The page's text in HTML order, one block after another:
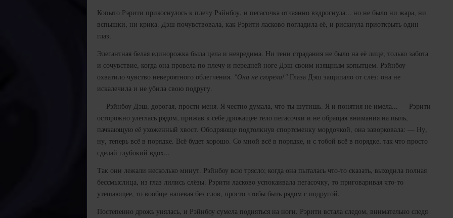
Копыто Рэрити прикоснулось к плечу Рэйнбоу, и пегасочка отчаянно вздрогнула... но не было ни жара, ни
вспышки, ни крика. Дэш почувствовала, как Рэрити ласково погладила её, и рискнула приоткрыть один
глаз.
Элегантная белая единорожка была цела и невредима. Ни тени страдания не было на её лице, только забота
и сочувствие, когда она провела по плечу и передней ноге Дэш своим изящным копытцем. Рэйнбоу
охватило чувство невероятного облегчения. "Она не сгорела!" Глаза Дэш защипало от слёз: она не
искалечила и не убила свою подругу.
— Рэйнбоу Дэш, дорогая, прости меня. Я честно думала, что ты шутишь. Я и понятия не имела... — Рэрити
осторожно улеглась рядом, прижав к себе дрожащее тело пегасочки и не обращая внимания на пыль,
пачкающую её ухоженный хвост. Ободряюще подтолкнув спортсменку мордочкой, она заворковала: — Ну,
ну, теперь всё в порядке. Всё будет хорошо. Со мной всё в порядке, и с тобой всё в порядке, так что просто
сделай глубокий вдох...
Так они лежали несколько минут. Рэйнбоу всю трясло; когда она пыталась что-то сказать, выходила полная
бессмыслица, из глаз лились слёзы. Рэрити ласково успокаивала пегасочку, то приговаривая что-то
утешающее, то вообще напевая без слов, просто чтобы быть рядом с подругой.
Постепенно дрожь унялась, и Рэйнбоу сумела подняться на ноги. Рэрити встала следом, внимательно следя